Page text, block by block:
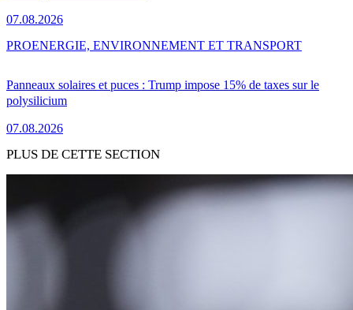
07.08.2026
Panneaux solaires et puces : Trump impose 15% de taxes sur le
polysilicium
07.08.2026
PROENERGIE, ENVIRONNEMENT ET TRANSPORT
PLUS DE CETTE SECTION